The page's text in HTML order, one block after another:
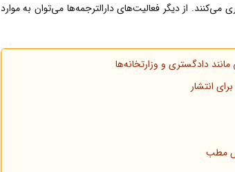
از دیگر فعالیت‌های دارالترجمه‌ها می‌توان به موارد
دادگستری و وزارتخانه‌ها
انتشار
مطب